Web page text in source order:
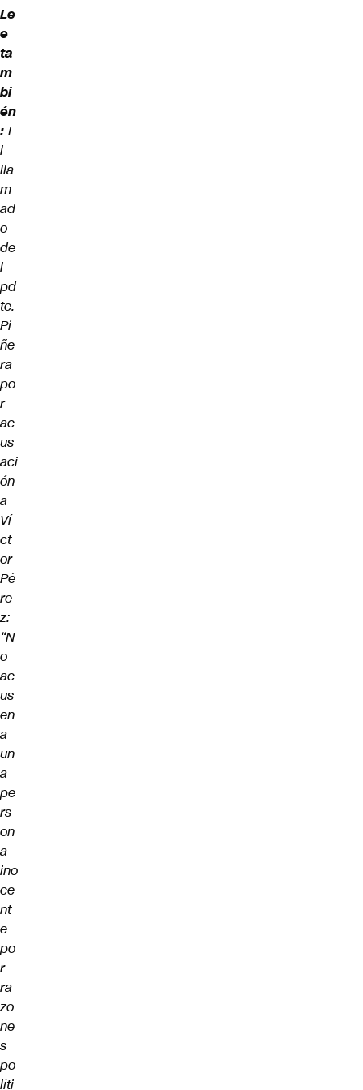
Le
e
ta
m
bi
én
: E
l
lla
m
ad
o
de
l
pd
te.
Pi
ñe
ra
po
r
ac
us
aci
ón
a
Ví
ct
or
Pé
re
z:
“N
o
ac
us
en
a
un
a
pe
rs
on
a
ino
ce
nt
e
po
r
ra
zo
ne
s
po
líti